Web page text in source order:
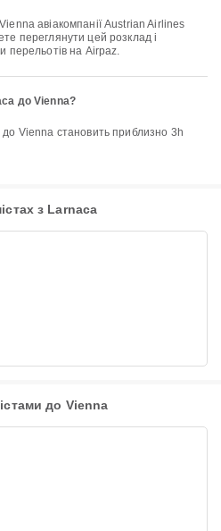
переглянути цей розклад і
перельотів на Airpaz.
до Vienna?
з Larnaca
до Vienna